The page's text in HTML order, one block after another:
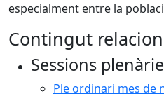
especialment entre la
Contingut
Sessions
Ple ordinari mes de